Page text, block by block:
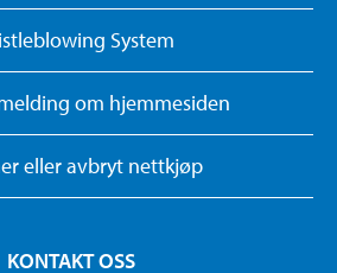
System
om hjemmesiden
eller avbryt nettkjøp
KONTAKT OSS